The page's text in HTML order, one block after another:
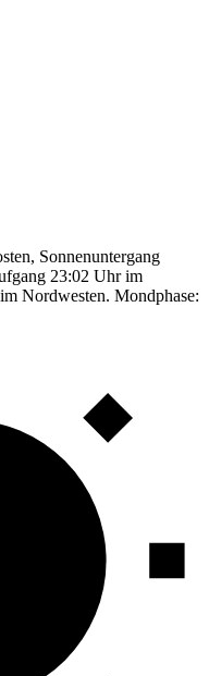
Sonnenuntergang
23:02 Uhr im
Nordwesten. Mondphase: